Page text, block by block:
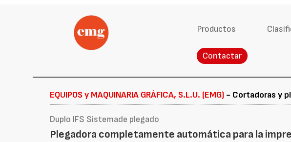
Productos
Contactar
EQUIPOS y MAQUINARIA GRÁFICA, S.L.U. (EMG) - Cortadoras y
Duplo IFS Sistemade plegado
Plegadora completamente automática para la